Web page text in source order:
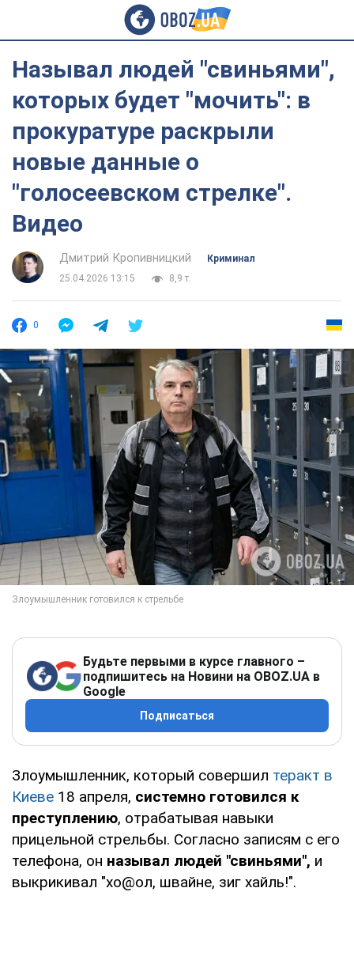
Называл людей "свиньями",
которых будет "мочить": в
прокуратуре раскрыли
новые данные о
"голосеевском стрелке".
Видео
Дмитрий Кропивницкий
Криминал
25.04.2026 13:15
8,9 т.
0
Будьте первыми в курсе главного –
подпишитесь на Новини на OBOZ.UA в
Google
Подписаться
Злоумышленник, который совершил теракт в
Киеве 18 апреля, системно готовился к
преступлению, отрабатывая навыки
прицельной стрельбы. Согласно записям с его
телефона, он называл людей "свиньями", и
выкрикивал "хо@ол, швайне, зиг хайль!".